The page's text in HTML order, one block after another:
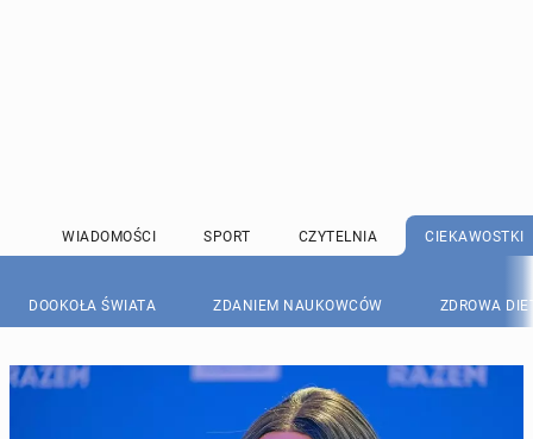
WIADOMOŚCI SPORT CZYTELNIA CIEKAWOSTKI
DOOKOŁA ŚWIATA ZDANIEM NAUKOWCÓW ZDROWA